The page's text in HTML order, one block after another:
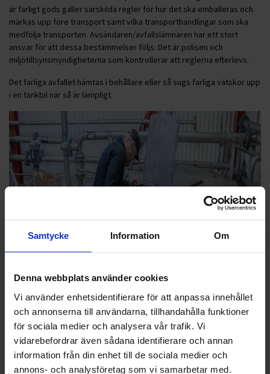
Samtycke Information Om
Denna webbplats använder cookies
Vi använder enhetsidentifierare för att anpassa innehållet
och annonserna till användarna, tillhandahålla funktioner
för sociala medier och analysera vår trafik. Vi
vidarebefordrar även sådana identifierare och annan
information från din enhet till de sociala medier och
annons- och analysföretag som vi samarbetar med.
är farligt gods gäller särskilda regler för hur det ska emballeras och
märkas upp före transport samt vilka transporthandlingar som ska
medfölja transporten. Avsändaren/avfallslämnaren har ett stort
ansvar för att dessa bestämmelser följs. Det är polisen och
miljötillsynsmyndigheterna som kontrollerar att reglerna efterlevs.
Det farliga avfallet hämtas i behållare eller så sugs farliga vätskor upp
i en tankbil när så är lämpligt.
Behandling
Det farliga avfallet kan behandlas på olika sätt. Några olika exempel
på behandlingsmetoder är förbränning, indunstning, våtkemisk,
behandling eller deponering.
Det kan kännas mycket att hålla koll på gällande lagar, regler och
föreskrifter och samtidigt styra den dagliga verksamheten. Ohlssons
är behjälpliga medrådgivning,förvaring, transportoch behandling.